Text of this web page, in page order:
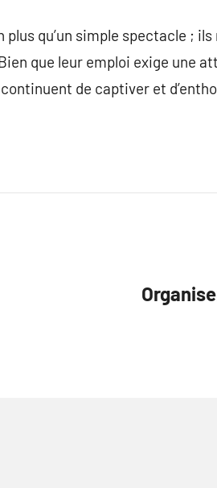
qu’un simple spectacle ;
que leur emploi exige une
de captiver et